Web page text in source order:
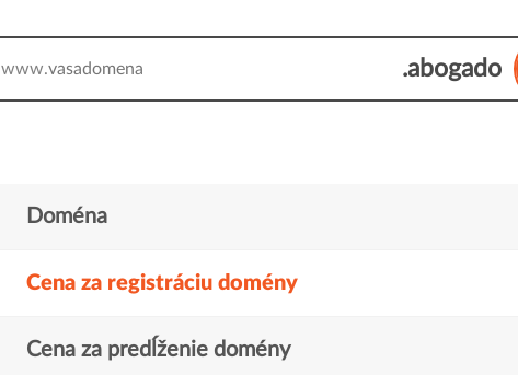
.abogado
www.
Doména
Cena za registráciu domény
Cena za predĺženie domény